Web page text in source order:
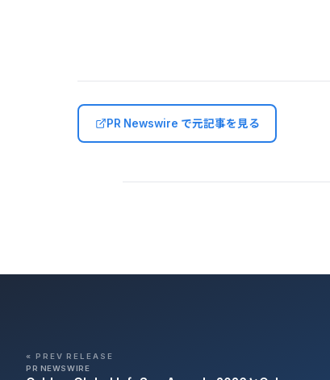
PR Newswire で元記事を見る
« PREV RELEASE
PR NEWSWIRE